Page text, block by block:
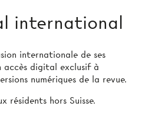
international
internationale de ses
accès digital exclusif à
numériques de la revue.
résidents hors Suisse.